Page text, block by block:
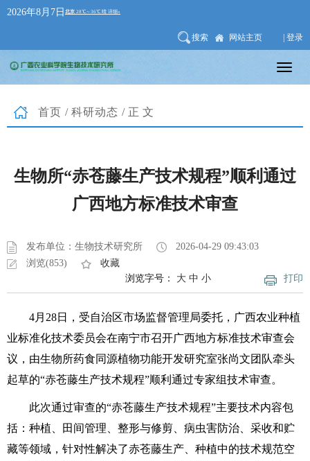
2026年8月7日
搜索 网站主页 | 登录
首页 / 科研动态 /正文
生物所“赤苍藤生产技术规程”顺利通过
广西地方标准技术审查
发布单位：生物技术研究所
2026-04-29 09:43:03
浏览(853)
收藏
打印
浏览字号： 大 中 小
4月28日，受自治区市场监督管理局委托，广西农业种植
业标准化技术委员会在南宁市召开广西地方标准技术审查会
议，由生物所药食同源植物功能开发研究室张尚文团队牵头
起草的“赤苍藤生产技术规程”顺利通过专家组技术审查。
此次通过审查的“赤苍藤生产技术规程”主要技术内容包
括：种植、田间管理、整形与修剪、病虫害防治、采收和贮
藏等领域，针对性解决了赤苍藤生产、种植中的技术规范空